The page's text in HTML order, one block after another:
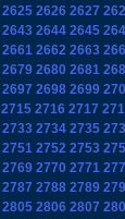
2625 2626 2627
2643 2644 2645
2661 2662 2663
2679 2680 2681
2697 2698 2699
2715 2716 2717
2733 2734 2735
2751 2752 2753
2769 2770 2771
2787 2788 2789
2805 2806 2807